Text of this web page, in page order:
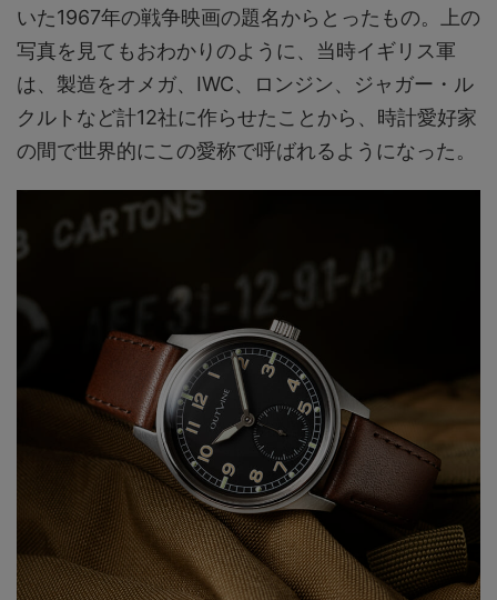
いた1967年の戦争映画の題名からとったもの。上の
写真を見てもおわかりのように、当時イギリス軍
は、製造をオメガ、IWC、ロンジン、ジャガー・ル
クルトなど計12社に作らせたことから、時計愛好家
の間で世界的にこの愛称で呼ばれるようになった。